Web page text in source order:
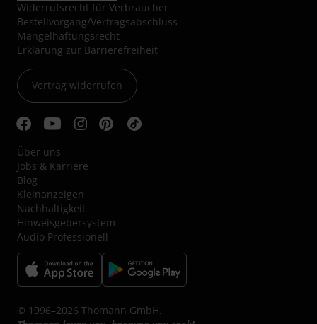
Widerrufsrecht für Verbraucher
Bestellvorgang/Vertragsabschluss
Mängelhaftungsrecht
Erklärung zur Barrierefreiheit
Vertrag widerrufen
Über uns
Jobs & Karriere
Blog
Kleinanzeigen
Nachhaltigkeit
Hinweisgebersystem
Audio Professionell
© 1996–2026 Thomann GmbH.